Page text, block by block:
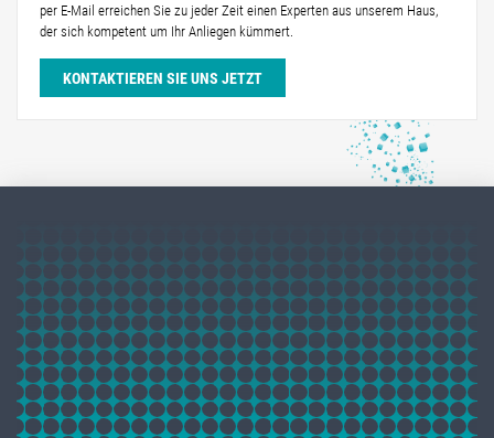
per E-Mail erreichen Sie zu jeder Zeit einen Experten aus unserem Haus,
der sich kompetent um Ihr Anliegen kümmert.
KONTAKTIEREN SIE UNS JETZT